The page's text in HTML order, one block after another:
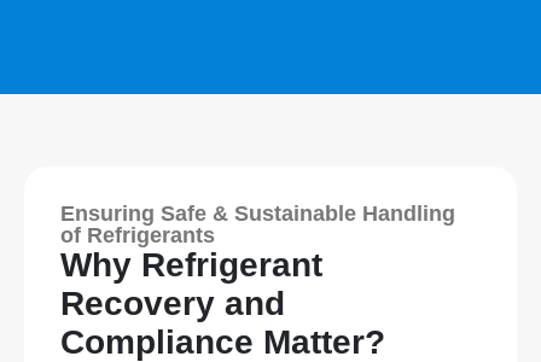
Ensuring Safe & Sustainable Handling
of Refrigerants
Why Refrigerant
Recovery and
Compliance Matter?